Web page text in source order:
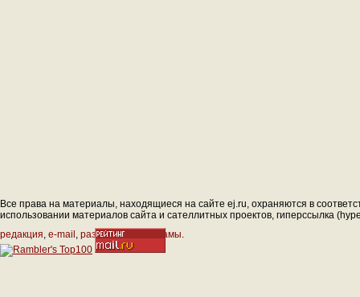
Все права на материалы, находящиеся на сайте ej.ru, охраняются в
использовании материалов сайта и сателлитных проектов, гиперссылка
редакция, e-mail , размещение рекламы.